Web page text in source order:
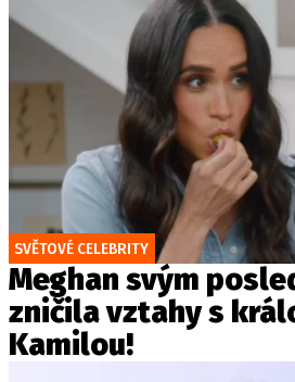
SVĚTOVÉ CELEBRITY
Meghan svým
zničila vztahy s
Kamilou!